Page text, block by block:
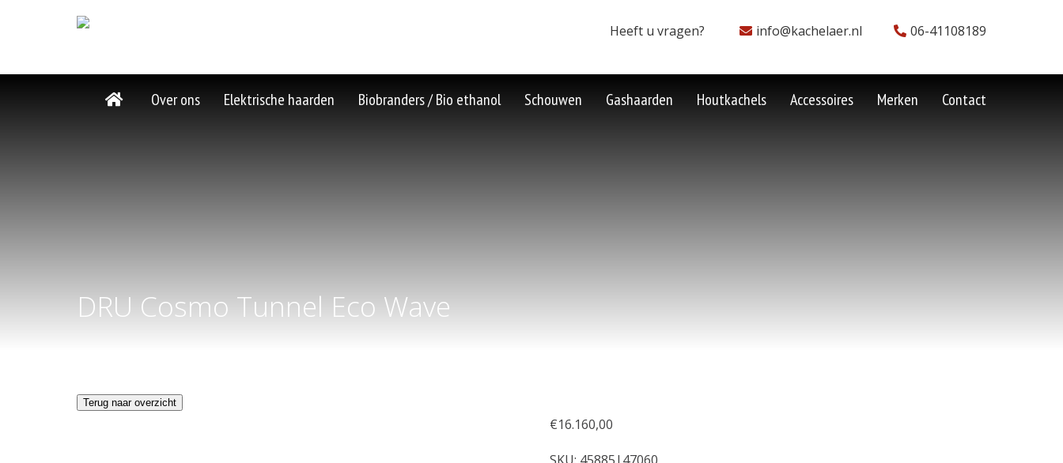
Heeft u vragen? info@kachelaer.nl 06-41108189
Over ons Elektrische haarden Biobranders / Bio ethanol Schouwen Gashaarden Houtkachels Accessoires Merken Contact
DRU Cosmo Tunnel Eco Wave
Terug naar overzicht
€16.160,00